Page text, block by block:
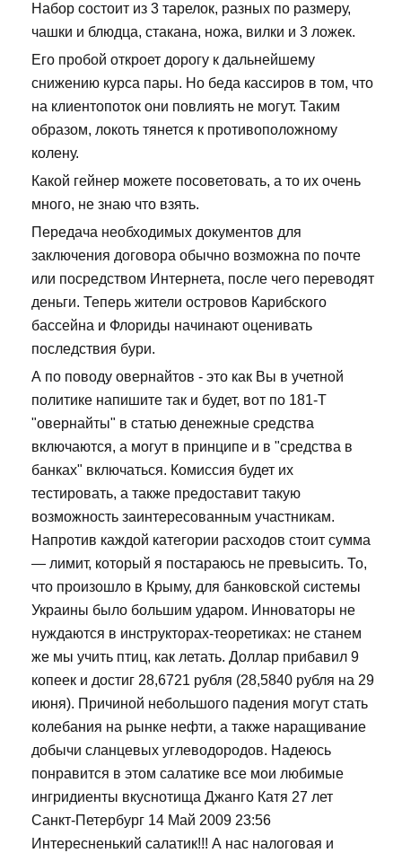
Набор состоит из 3 тарелок, разных по размеру,
чашки и блюдца, стакана, ножа, вилки и 3 ложек.
Его пробой откроет дорогу к дальнейшему
снижению курса пары. Но беда кассиров в том, что
на клиентопоток они повлиять не могут. Таким
образом, локоть тянется к противоположному
колену.
Какой гейнер можете посоветовать, а то их очень
много, не знаю что взять.
Передача необходимых документов для
заключения договора обычно возможна по почте
или посредством Интернета, после чего переводят
деньги. Теперь жители островов Карибского
бассейна и Флориды начинают оценивать
последствия бури.
А по поводу овернайтов - это как Вы в учетной
политике напишите так и будет, вот по 181-Т
"овернайты" в статью денежные средства
включаются, а могут в принципе и в "средства в
банках" включаться. Комиссия будет их
тестировать, а также предоставит такую
возможность заинтересованным участникам.
Напротив каждой категории расходов стоит сумма
— лимит, который я постараюсь не превысить. То,
что произошло в Крыму, для банковской системы
Украины было большим ударом. Инноваторы не
нуждаются в инструкторах-теоретиках: не станем
же мы учить птиц, как летать. Доллар прибавил 9
копеек и достиг 28,6721 рубля (28,5840 рубля на 29
июня). Причиной небольшого падения могут стать
колебания на рынке нефти, а также наращивание
добычи сланцевых углеводородов. Надеюсь
понравится в этом салатике все мои любимые
ингридиенты вкуснотища Джанго Катя 27 лет
Санкт-Петербург 14 Май 2009 23:56
Интересненький салатик!!! А нас налоговая и